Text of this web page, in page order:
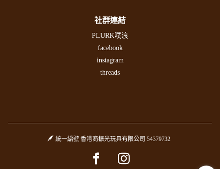
社群連結
PLURK噗浪
facebook
instagram
threads
統一編號 香港商振光玩具有限公司 54379732
Facebook pageInstagram page